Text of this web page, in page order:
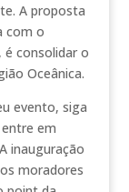
A proposta
com o
consolidar o
Oceânica.
evento, siga
em
inauguração
moradores